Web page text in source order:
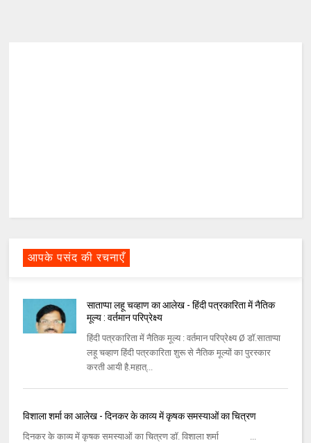
आपके पसंद की रचनाएँ
साताप्पा लहू चव्हाण का आलेख - हिंदी पत्रकारिता में नैतिक
मूल्य : वर्तमान परिप्रेक्ष्य
हिंदी पत्रकारिता में नैतिक मूल्य : वर्तमान परिप्रेक्ष्य Ø डॉ.साताप्पा
लहू चव्हाण हिंदी पत्रकारिता शुरू से नैतिक मूल्यों का पुरस्कार
करती आयी है.महात्...
विशाला शर्मा का आलेख - दिनकर के काव्य में कृषक समस्याओं का चित्रण
दिनकर के काव्य में कृषक समस्याओं का चित्रण डॉ. विशाला शर्मा ...